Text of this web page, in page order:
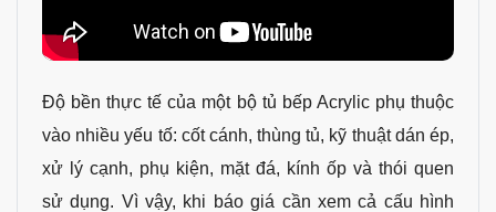
Độ bền thực tế của một bộ tủ bếp Acrylic phụ thuộc
vào nhiều yếu tố: cốt cánh, thùng tủ, kỹ thuật dán ép,
xử lý cạnh, phụ kiện, mặt đá, kính ốp và thói quen
sử dụng. Vì vậy, khi báo giá cần xem cả cấu hình